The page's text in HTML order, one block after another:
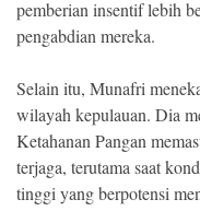
pemberian insentif lebih
pengabdian mereka.
Selain itu, Munafri
wilayah kepulauan. Dia
Ketahanan Pangan
terjaga, terutama saat
tinggi yang berpotensi